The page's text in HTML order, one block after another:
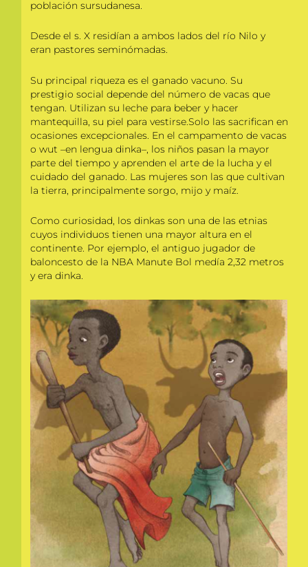
población sursudanesa.
Desde el s. X residían a ambos lados del río Nilo y
eran pastores seminómadas.
Su principal riqueza es el ganado vacuno. Su
prestigio social depende del número de vacas que
tengan. Utilizan su leche para beber y hacer
mantequilla, su piel para vestirse.Solo las sacrifican en
ocasiones excepcionales. En el campamento de vacas
o wut –en lengua dinka–, los niños pasan la mayor
parte del tiempo y aprenden el arte de la lucha y el
cuidado del ganado. Las mujeres son las que cultivan
la tierra, principalmente sorgo, mijo y maíz.
Como curiosidad, los dinkas son una de las etnias
cuyos individuos tienen una mayor altura en el
continente. Por ejemplo, el antiguo jugador de
baloncesto de la NBA Manute Bol medía 2,32 metros
y era dinka.